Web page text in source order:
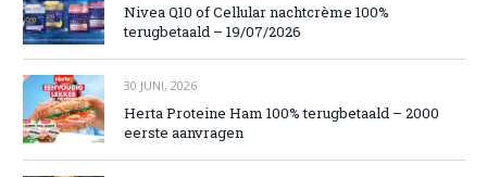
Nivea Q10 of Cellular nachtcrème 100%
terugbetaald – 19/07/2026
30 JUNI, 2026
Herta Proteine Ham 100% terugbetaald – 2000
eerste aanvragen